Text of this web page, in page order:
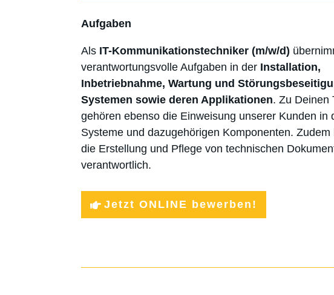
Aufgaben
Als IT-Kommunikationstechniker (m/w/d)
verantwortungsvolle Aufgaben in der Installation,
Inbetriebnahme, Wartung und
Systemen sowie deren Applikationen. Zu Deinen
gehören ebenso die Einweisung unserer Kunden in
Systeme und dazugehörigen Komponenten. Zudem
die Erstellung und Pflege von technischen
verantwortlich.
Jetzt ONLINE bewerben!